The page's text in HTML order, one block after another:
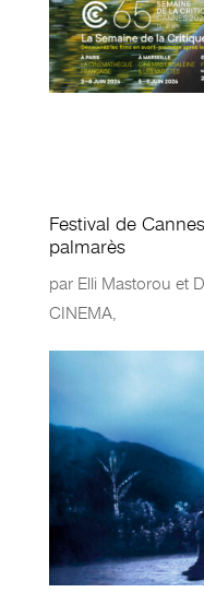
Festival de
palmarès
par Elli Mastorou et
CINEMA,